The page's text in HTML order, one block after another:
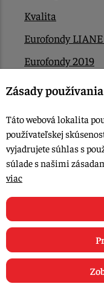
Kvalita
Eurofondy
Eurofondy 2019
Eurofondy 2022/
Kontakt
© 2015-2026, LIANA
Upraviť nastavenia Cookies
Zásady
Táto webová lokalita
používateľskej
vyjadrujete súhlas s
súlade s našimi
viac